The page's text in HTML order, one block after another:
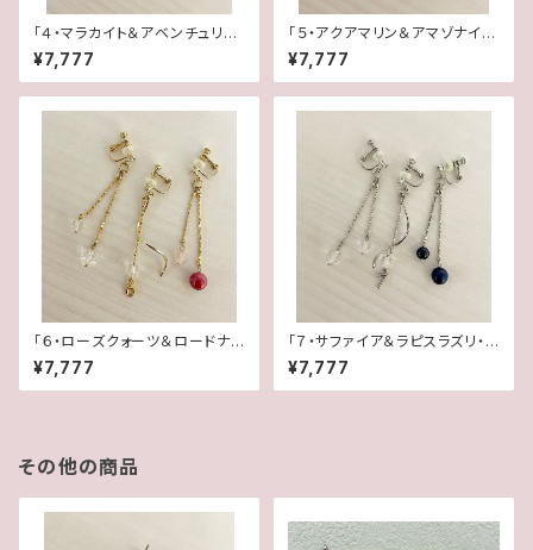
「４・マラカイト＆アベンチュリ
ン・水晶」【3WAY 数字イヤリン
グ＆ピアス】
¥7,777
「５・アクアマリン＆アマゾナイ
ト・水晶」【3WAY 数字イヤリン
グ＆ピアス】
¥7,777
「６・ローズクォーツ＆ロードナイ
ト・水晶」【3WAY 数字イヤリン
グ＆ピアス】
¥7,777
「７・サファイア＆ラピスラズリ・
水晶」【3WAY 数字イヤリング＆
ピアス】
¥7,777
その他の商品